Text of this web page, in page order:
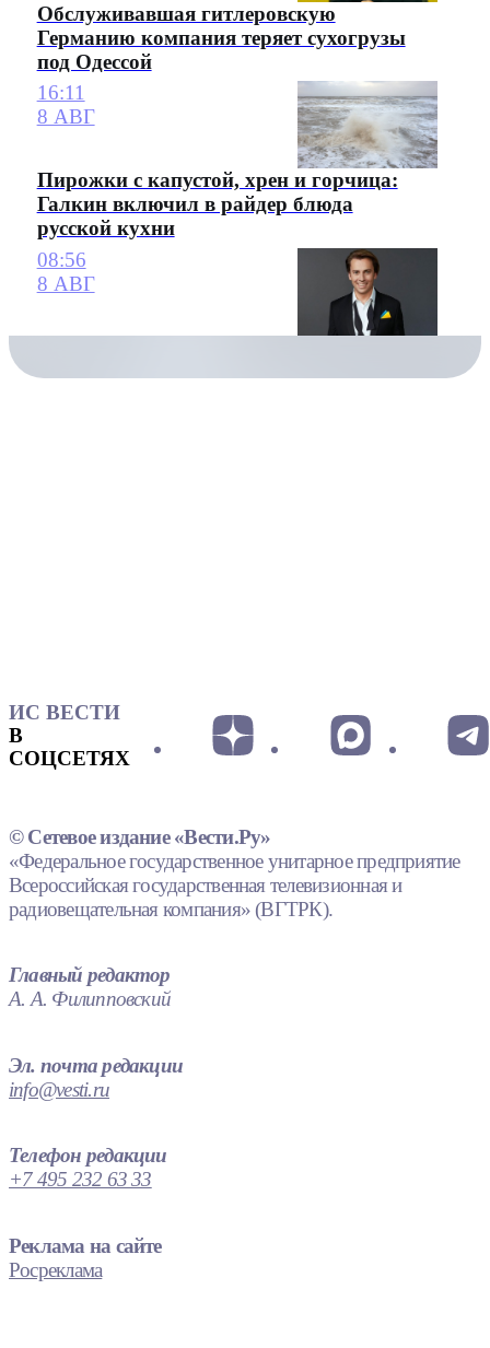
Обслуживавшая гитлеровскую
Германию компания теряет сухогрузы
под Одессой
16:11
8 АВГ
Пирожки с капустой, хрен и горчица:
Галкин включил в райдер блюда
русской кухни
08:56
8 АВГ
ИС ВЕСТИ
В
СОЦСЕТЯХ
© Сетевое издание «Вести.Ру»
«Федеральное государственное унитарное предприятие
Всероссийская государственная телевизионная и
радиовещательная компания» (ВГТРК).
Главный редактор
А. А. Филипповский
Эл. почта редакции
info@vesti.ru
Телефон редакции
+7 495 232 63 33
Реклама на сайте
Росреклама